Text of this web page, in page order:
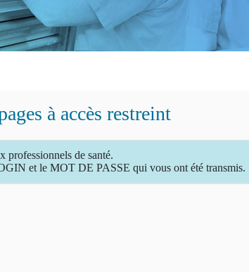
à accès restreint
professionnels de santé.
et le MOT DE PASSE qui vous ont été transmis.